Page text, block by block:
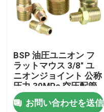
ビデオ
工場ツアー
品質管理
BSP 油圧ユニオン フ
ラットマウス 3/8" ユ
ニオンジョイント 公称
圧力 30MPa 空圧配管
継手
お問い合わせを送信